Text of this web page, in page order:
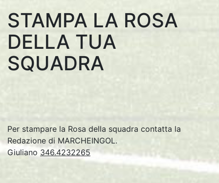
STAMPA LA ROSA
DELLA TUA
SQUADRA
Per stampare la Rosa della squadra contatta la
Redazione di MARCHEINGOL.
Giuliano 346.4232265